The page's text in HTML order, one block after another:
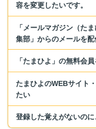
容を変更したいです。
「メールマガジン（た
集部」からのメールを
「たまひよ」の無料会員
たまひよのWEBサイト
たい
登録した覚えがないの